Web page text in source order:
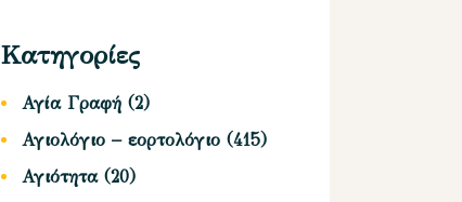
Κατηγορίες
Αγία Γραφή (2)
Αγιολόγιο – εορτολόγιο (415)
Αγιότητα(20)